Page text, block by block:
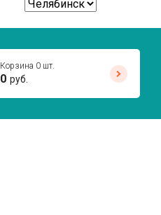
Корзина 0 шт.
0 руб.